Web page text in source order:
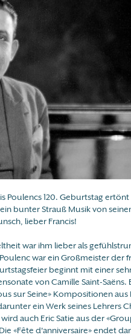
Poulencs 120. Geburtstag
bunter Strauß Musik von
lieber Francis!
war ihm lieber als
war ein Großmeister der
beginnt mit einer
von Camille Saint-Saëns.
sur Seine» Kompositionen aus
ein Werk seines Lehrers
auch Eric Satie aus der
«Fête d'anniversaire» endet